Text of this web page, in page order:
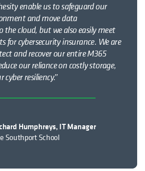
enable us to safeguard our
and move data
cloud, but we also easily meet
for cybersecurity insurance. We are
and recover our entire M365
our reliance on costly storage,
resiliency.”
Humphreys, IT Manager
Southport School